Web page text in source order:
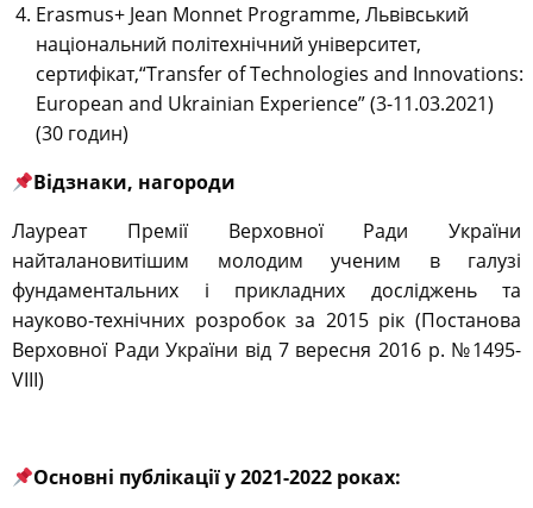
Erasmus+ Jean Monnet Programme, Львівський
національний політехнічний університет,
сертифікат,“Transfer of Technologies and Innovations:
European and Ukrainian Experience” (3-11.03.2021)
(30 годин)
Відзнаки, нагороди
Лауреат Премії Верховної Ради України
найталановитішим молодим ученим в галузі
фундаментальних і прикладних досліджень та
науково-технічних розробок за 2015 рік (Постанова
Верховної Ради України від 7 вересня 2016 р. №1495-
VIII)
Основні публікації у 2021-2022 роках: